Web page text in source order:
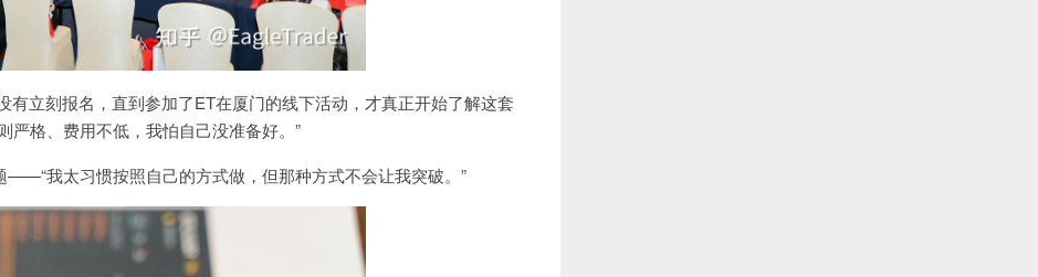
立刻报名，直到参加了ET在厦门的线下活动，才真正开始了解这套
严格、费用不低，我怕自己没准备好。”
我太习惯按照自己的方式做，但那种方式不会让我突破。”